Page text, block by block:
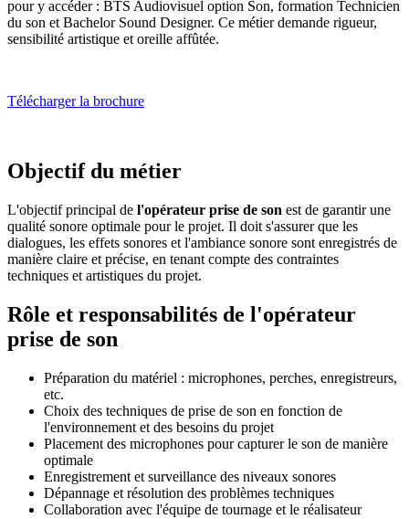
pour y accéder : BTS Audiovisuel option Son, formation Technicien
du son et Bachelor Sound Designer. Ce métier demande rigueur,
sensibilité artistique et oreille affûtée.
Télécharger la brochure
Objectif du métier
L'objectif principal de l'opérateur prise de son est de garantir une
qualité sonore optimale pour le projet. Il doit s'assurer que les
dialogues, les effets sonores et l'ambiance sonore sont enregistrés de
manière claire et précise, en tenant compte des contraintes
techniques et artistiques du projet.
Rôle et responsabilités de l'opérateur
prise de son
Préparation du matériel : microphones, perches, enregistreurs,
etc.
Choix des techniques de prise de son en fonction de
l'environnement et des besoins du projet
Placement des microphones pour capturer le son de manière
optimale
Enregistrement et surveillance des niveaux sonores
Dépannage et résolution des problèmes techniques
Collaboration avec l'équipe de tournage et le réalisateur